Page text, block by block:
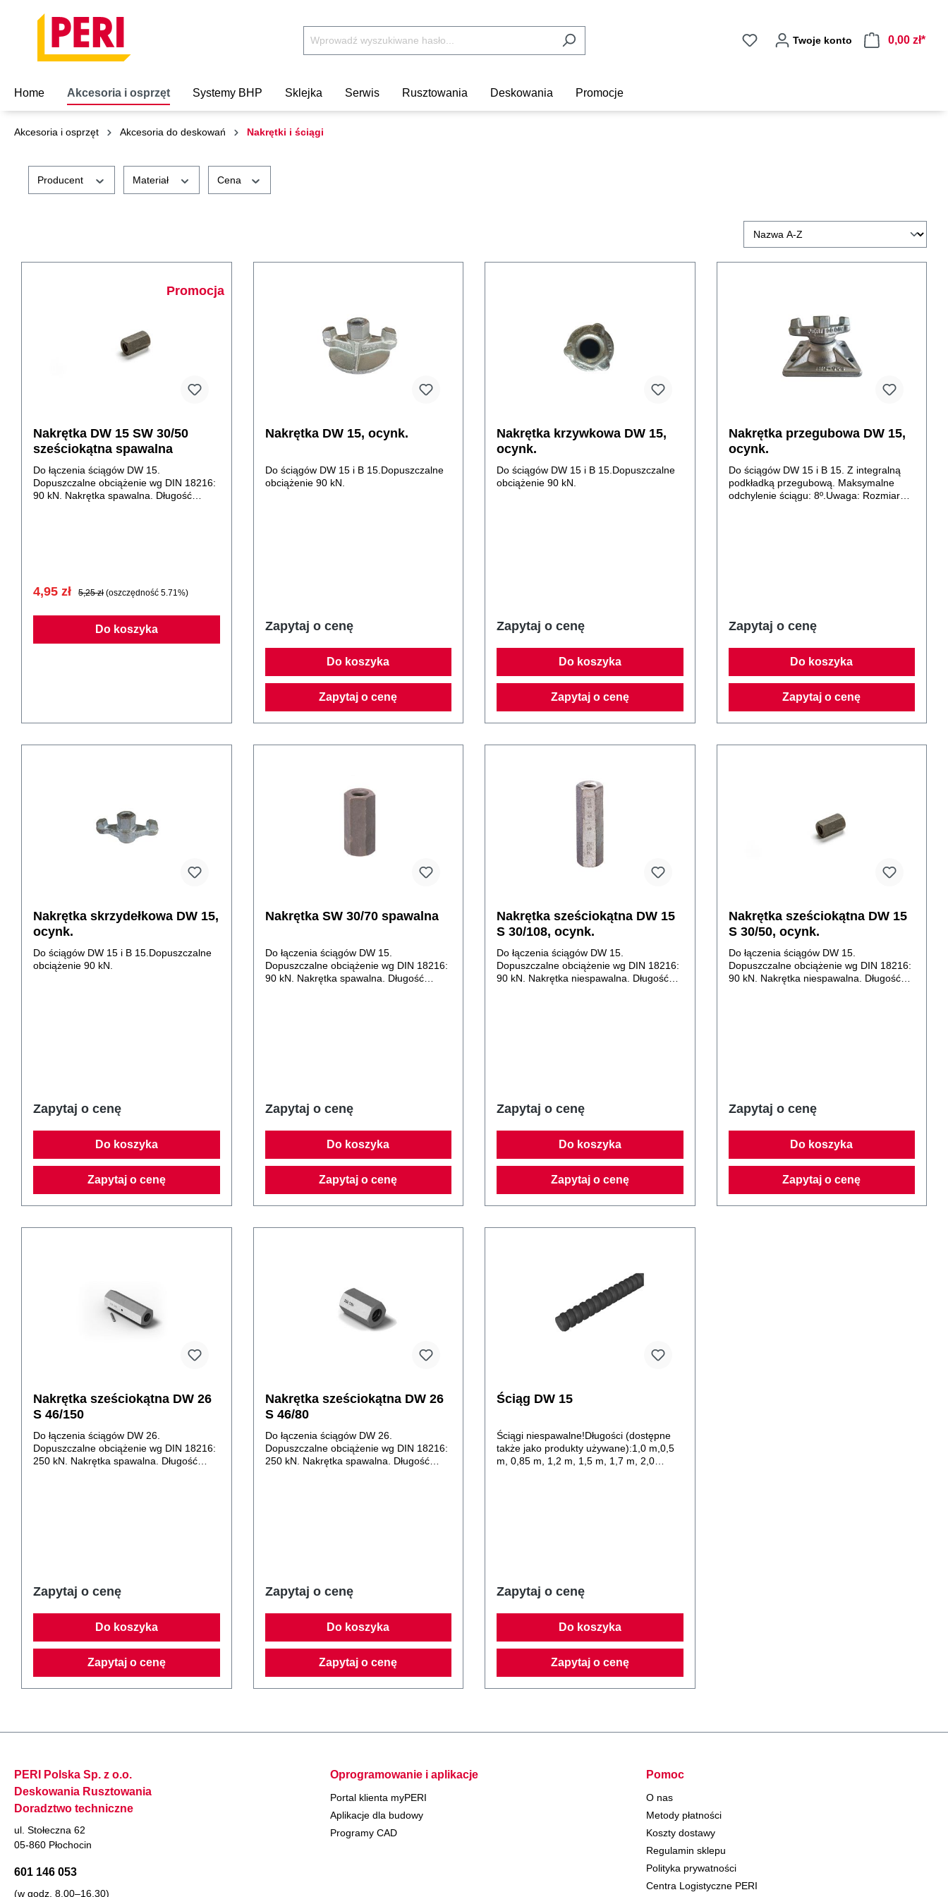
Twoje konto 0,00 zł*
Home Akcesoria i osprzęt Systemy BHP Sklejka Serwis Rusztowania Deskowania Promocje
Akcesoria i osprzęt Akcesoria do deskowań Nakrętki i ściągi
Producent Materiał Cena
Promocja
Nakrętka DW 15 SW 30/50
sześciokątna spawalna
Do łączenia ściągów DW 15.
Dopuszczalne obciążenie wg DIN 18216:
90 kN. Nakrętka spawalna. Długość
4,95 zł 5,25 zł (oszczędność 5.71%)
Do koszyka
Nakrętka DW 15, ocynk.
Do ściągów DW 15 i B 15.Dopuszczalne
obciążenie 90 kN.
Zapytaj o cenę
Do koszyka
Zapytaj o cenę
Nakrętka krzywkowa DW 15,
ocynk.
Do ściągów DW 15 i B 15.Dopuszczalne
obciążenie 90 kN.
Zapytaj o cenę
Do koszyka
Zapytaj o cenę
Nakrętka przegubowa DW 15,
ocynk.
Do ściągów DW 15 i B 15. Z integralną
podkładką przegubową. Maksymalne
odchylenie ściągu: 8º.Uwaga: Rozmiar
Zapytaj o cenę
Do koszyka
Zapytaj o cenę
Nakrętka skrzydełkowa DW 15,
ocynk.
Do ściągów DW 15 i B 15.Dopuszczalne
obciążenie 90 kN.
Zapytaj o cenę
Do koszyka
Zapytaj o cenę
Nakrętka SW 30/70 spawalna
Do łączenia ściągów DW 15.
Dopuszczalne obciążenie wg DIN 18216:
90 kN. Nakrętka spawalna. Długość
Zapytaj o cenę
Do koszyka
Zapytaj o cenę
Nakrętka sześciokątna DW 15
S 30/108, ocynk.
Do łączenia ściągów DW 15.
Dopuszczalne obciążenie wg DIN 18216:
90 kN. Nakrętka niespawalna. Długość
Zapytaj o cenę
Do koszyka
Zapytaj o cenę
Nakrętka sześciokątna DW 15
S 30/50, ocynk.
Do łączenia ściągów DW 15.
Dopuszczalne obciążenie wg DIN 18216:
90 kN. Nakrętka niespawalna. Długość
Zapytaj o cenę
Do koszyka
Zapytaj o cenę
Nakrętka sześciokątna DW 26
S 46/150
Do łączenia ściągów DW 26.
Dopuszczalne obciążenie wg DIN 18216:
250 kN. Nakrętka spawalna. Długość
Zapytaj o cenę
Do koszyka
Zapytaj o cenę
Nakrętka sześciokątna DW 26
S 46/80
Do łączenia ściągów DW 26.
Dopuszczalne obciążenie wg DIN 18216:
250 kN. Nakrętka spawalna. Długość
Zapytaj o cenę
Do koszyka
Zapytaj o cenę
Ściąg DW 15
Ściągi niespawalne!Długości (dostępne
także jako produkty używane):1,0 m,0,5
m, 0,85 m, 1,2 m, 1,5 m, 1,7 m, 2,0
Zapytaj o cenę
Do koszyka
Zapytaj o cenę
PERI Polska Sp. z o.o.
Deskowania Rusztowania
Doradztwo techniczne
ul. Stołeczna 62
05-860 Płochocin
601 146 053
(w godz. 8.00–16.30)
Oprogramowanie i aplikacje
Portal klienta myPERI
Aplikacje dla budowy
Programy CAD
Pomoc
O nas
Metody płatności
Koszty dostawy
Regulamin sklepu
Polityka prywatności
Centra Logistyczne PERI